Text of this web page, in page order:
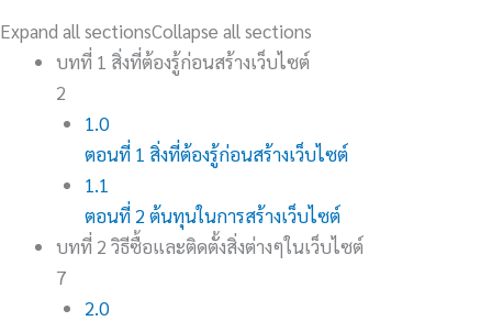
Expand all sectionsCollapse all sections
บทที่ 1 สิ่งที่ต้องรู้ก่อนสร้างเว็บไซต์
2
1.0
ตอนที่ 1 สิ่งที่ต้องรู้ก่อนสร้างเว็บไซต์
1.1
ตอนที่ 2 ต้นทุนในการสร้างเว็บไซต์
บทที่ 2 วิธีซื้อและติดตั้งสิ่งต่างๆในเว็บไซต์
7
2.0